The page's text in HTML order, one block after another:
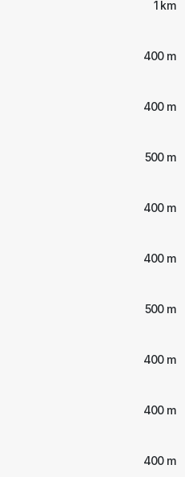
1 km
400 m
400 m
500 m
400 m
400 m
500 m
400 m
400 m
400 m